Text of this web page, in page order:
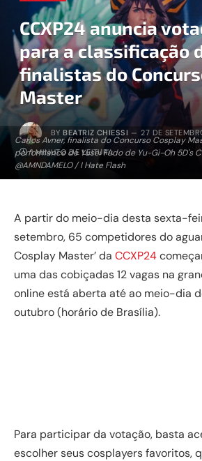
Carlos Avner, finalista do Concurso Cosplay
performance de Yusei Fudo de Yu-Gi-Oh 5D's
@AMNDAMELO / I Hate Flash
CCXP24 anuncia
para a classificação
finalistas do
Master
BY BEATRIZ CHIESSI 27 DE
1 MINUTO DE LEITURA
A partir do meio-dia desta sexta-
setembro, 65 competidores do
Cosplay Master’ da CCXP24
uma das cobiçadas 12 vagas na
online está aberta até ao meio-dia
outubro (horário de Brasília).
Para participar da votação, basta
escolher seus cosplayers favoritos,